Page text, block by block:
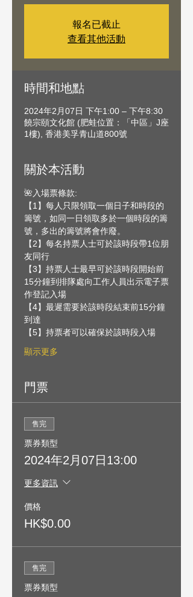
報名已截止
查看其他活動
時間和地點
2024年2月07日 下午1:00 – 下午8:30
饒宗頤文化館 (肥蛙位置：「中區」J座
1樓), 香港美孚青山道800號
關於本活動
🌺入場票條款:
【1】每人只限領取一個日子和時段的
籌號，如同一日領取多於一個時段的籌
號，多出的籌號將會作廢。
【2】每名持票人士可於該時段帶1位朋
友同行
【3】持票人士最早可於該時段開始前
15分鐘到排隊處向工作人員出示電子票
作登記入場
【4】最遲需要於該時段結束前15分鐘
到達
【5】持票者可以確保於該時段入場
顯示更多
門票
售完
票券類型
2024年2月07日13:00
更多資訊
價格
HK$0.00
售完
票券類型